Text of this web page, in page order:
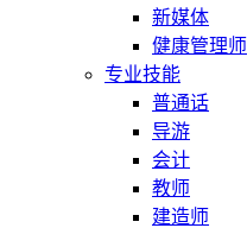
新媒体
健康管理师
专业技能
普通话
导游
会计
教师
建造师